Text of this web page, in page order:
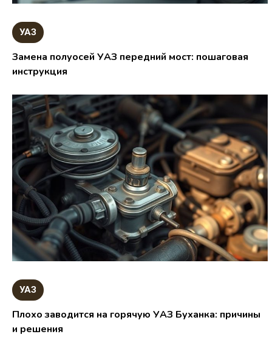
УАЗ
Замена полуосей УАЗ передний мост: пошаговая
инструкция
УАЗ
Плохо заводится на горячую УАЗ Буханка: причины
и решения